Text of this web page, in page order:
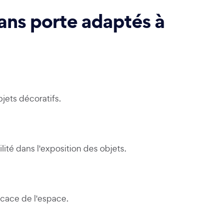
porte adaptés à
décoratifs.
dans l'exposition des objets.
de l'espace.